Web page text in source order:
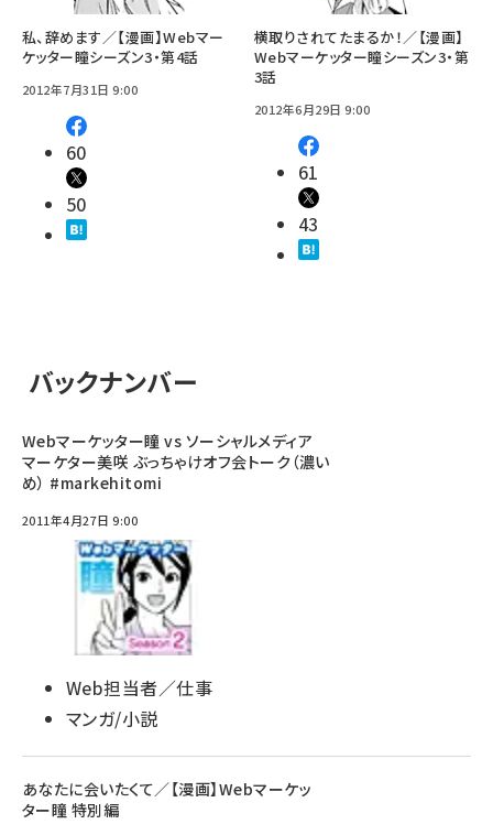
私、辞めます／【漫画】Webマー
ケッター瞳シーズン3・第4話
2012年7月31日 9:00
60
50
横取りされてたまるか！／【漫画】
Webマーケッター瞳シーズン3・第
3話
2012年6月29日 9:00
61
43
バックナンバー
Webマーケッター瞳 vs ソーシャルメディア
マーケター美咲 ぶっちゃけオフ会トーク（濃い
め） #markehitomi
2011年4月27日 9:00
Web担当者／仕事
マンガ/小説
あなたに会いたくて／【漫画】Webマーケッ
ター瞳 特別編